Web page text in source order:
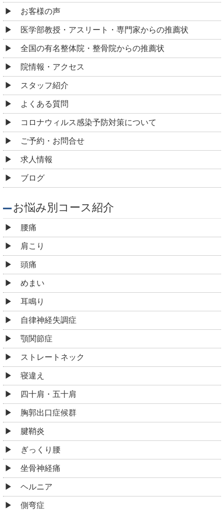
お客様の声
医学部教授・アスリート・専門家からの推薦状
全国の有名整体院・整骨院からの推薦状
院情報・アクセス
スタッフ紹介
よくある質問
コロナウィルス感染予防対策について
ご予約・お問合せ
求人情報
ブログ
お悩み別コース紹介
腰痛
肩こり
頭痛
めまい
耳鳴り
自律神経失調症
顎関節症
ストレートネック
寝違え
四十肩・五十肩
胸郭出口症候群
腱鞘炎
ぎっくり腰
坐骨神経痛
ヘルニア
側弯症